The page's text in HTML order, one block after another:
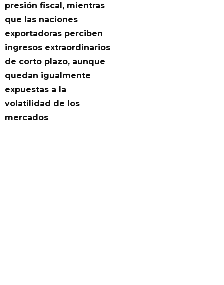
presión fiscal, mientras
que las naciones
exportadoras perciben
ingresos extraordinarios
de corto plazo, aunque
quedan igualmente
expuestas a la
volatilidad de los
mercados.